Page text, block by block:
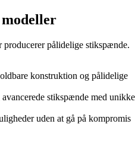
pålidelige stikspænde.
konstruktion og pålidelige
avancerede stikspænde med unikke
uden at gå på kompromis